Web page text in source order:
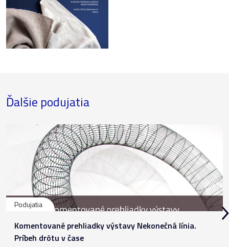
Ďalšie podujatia
Podujatia
Komentované prehliadky výstavy Nekonečná línia.
Príbeh drôtu v čase